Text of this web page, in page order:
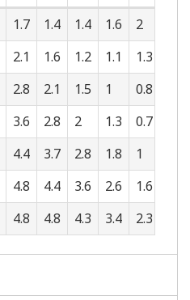
1.7 1.4 1.4 1.6 2
2.1 1.6 1.2 1.1 1.3
2.8 2.1 1.5 1 0.8
3.6 2.8 2 1.3 0.7
4.4 3.7 2.8 1.8 1
4.8 4.4 3.6 2.6 1.6
4.8 4.8 4.3 3.4 2.3